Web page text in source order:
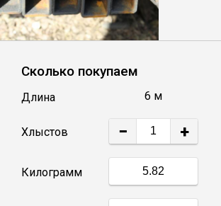
Швеллер
Квадрат
Труба профильная
Катанка
Полоса
Сколько покупаем
Длина 6 м
Хлыстов − +
Килограмм